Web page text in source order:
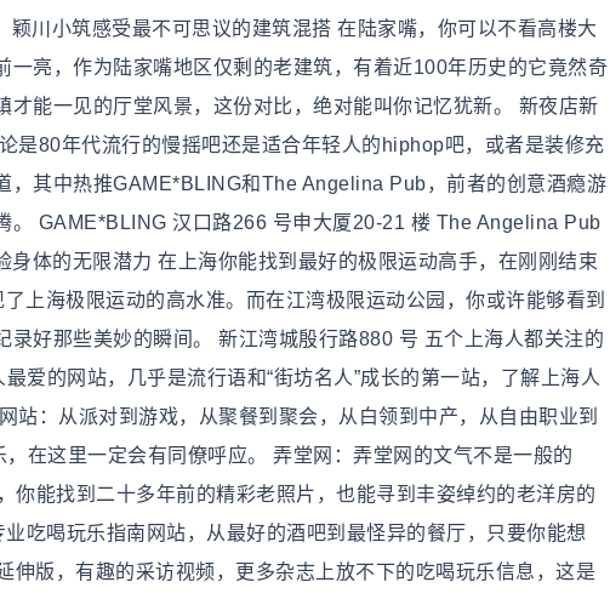
颖川小筑感受最不可思议的建筑混搭 在陆家嘴，你可以不看高楼大
亮，作为陆家嘴地区仅剩的老建筑，有着近100年历史的它竟然奇
能一见的厅堂风景，这份对比，绝对能叫你记忆犹新。 新夜店新
是80年代流行的慢摇吧还是适合年轻人的hiphop吧，或者是装修充
，其中热推GAME*BLING和The Angelina Pub，前者的创意酒瘾游
。 GAME*BLING 汉口路266 号申大厦20-21 楼 The Angelina Pub
体的无限潜力 在上海你能找到最好的极限运动高手，在刚刚结束
上海极限运动的高水准。而在江湾极限运动公园，你或许能够看到
好那些美妙的瞬间。 新江湾城殷行路880 号 五个上海人都关注的
爱的网站，几乎是流行语和“街坊名人”成长的第一站，了解上海人
站：从派对到游戏，从聚餐到聚会，从白领到中产，从自由职业到
在这里一定会有同僚呼应。 弄堂网：弄堂网的文气不是一般的
你能找到二十多年前的精彩老照片，也能寻到丰姿绰约的老洋房的
吃喝玩乐指南网站，从最好的酒吧到最怪异的餐厅，只要你能想
伸版，有趣的采访视频，更多杂志上放不下的吃喝玩乐信息，这是